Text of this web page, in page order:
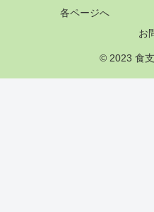
各ページへ
お
© 2023 食